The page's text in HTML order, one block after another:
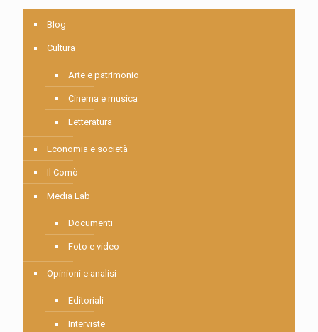
Blog
Cultura
Arte e patrimonio
Cinema e musica
Letteratura
Economia e società
Il Comò
Media Lab
Documenti
Foto e video
Opinioni e analisi
Editoriali
Interviste